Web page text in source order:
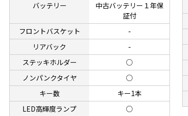
バッテリー
中古バッテリー１年保
証付
フロントバスケット
-
リアバック
-
ステッキホルダー
○
ノンパンクタイヤ
○
キー数
キー1本
LED高輝度ランプ
○